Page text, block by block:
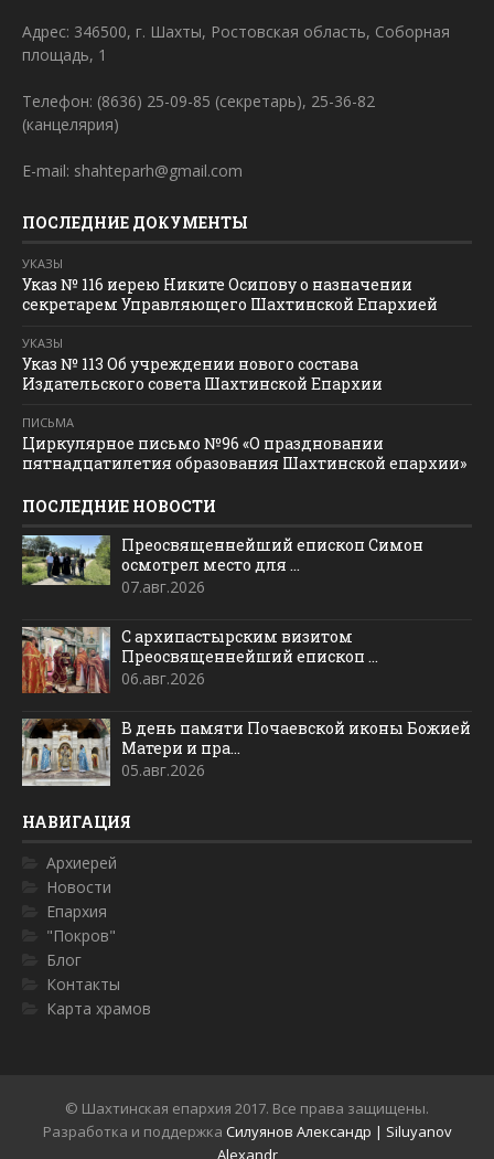
Адрес: 346500, г. Шахты, Ростовская область, Соборная
площадь, 1
Телефон: (8636) 25-09-85 (секретарь), 25-36-82
(канцелярия)
E-mail: shahteparh@gmail.com
ПОСЛЕДНИЕ ДОКУМЕНТЫ
УКАЗЫ
Указ № 116 иерею Никите Осипову о назначении
секретарем Управляющего Шахтинской Епархией
УКАЗЫ
Указ № 113 Об учреждении нового состава
Издательского совета Шахтинской Епархии
ПИСЬМА
Циркулярное письмо №96 «О праздновании
пятнадцатилетия образования Шахтинской епархии»
ПОСЛЕДНИЕ НОВОСТИ
Преосвященнейший епископ Симон
осмотрел место для ...
07.авг.2026
С архипастырским визитом
Преосвященнейший епископ ...
06.авг.2026
В день памяти Почаевской иконы Божией
Матери и пра...
05.авг.2026
НАВИГАЦИЯ
Архиерей
Новости
Епархия
"Покров"
Блог
Контакты
Карта храмов
© Шахтинская епархия 2017. Все права защищены.
Разработка и поддержка Силуянов Александр | Siluyanov
Alexandr